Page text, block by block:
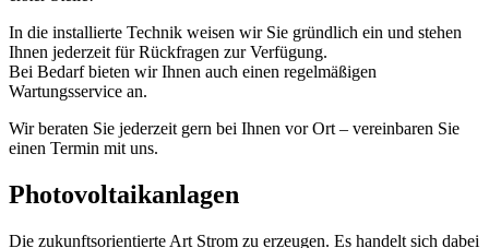
In die installierte Technik weisen wir Sie gründlich ein und stehen
Ihnen jederzeit für Rückfragen zur Verfügung.
Bei Bedarf bieten wir Ihnen auch einen regelmäßigen
Wartungsservice an.
Wir beraten Sie jederzeit gern bei Ihnen vor Ort – vereinbaren Sie
einen Termin mit uns.
Photovoltaikanlagen
Die zukunftsorientierte Art Strom zu erzeugen. Es handelt sich dabei